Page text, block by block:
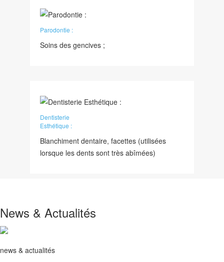
Parodontie :
Soins des gencives ;
Dentisterie
Esthétique :
Blanchiment dentaire, facettes (utilisées
lorsque les dents sont très abîmées)
News & Actualités
news & actualités